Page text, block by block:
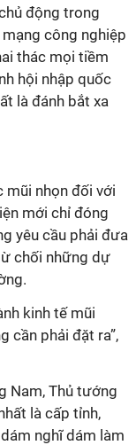
động trong
công nghiệp
thác mọi tiềm
hội nhập quốc
là đánh bắt xa
mũi nhọn đối với
mới chỉ đóng
yêu cầu phải đưa
chối những dự
kinh tế mũi
cần phải đặt ra”,
Nam, Thủ tướng
là cấp tỉnh,
nghĩ dám làm